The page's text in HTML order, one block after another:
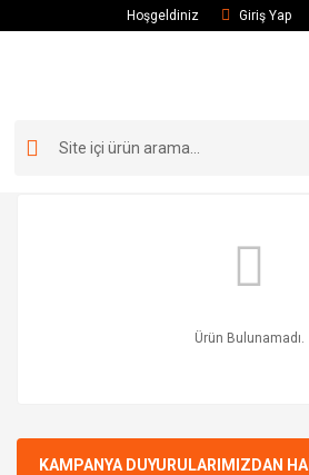
Hoşgeldiniz Giriş Yap
Ürün Bulunamadı.
KAMPANYA DUYURULARIMIZDAN